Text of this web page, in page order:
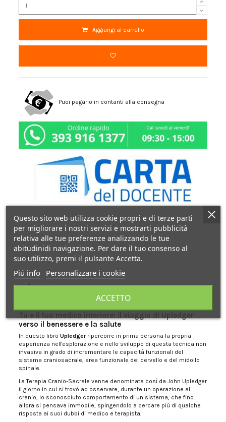
Aggiungi al carrello
Puoi pagarlo in contanti alla consegna
Descrizione
verso il benessere e la salute
In questo libroUpledger ripercorre in prima persona la propria
esperienza nell'esplorazione e nello sviluppo di questa tecnica non
invasiva in grado di incrementare le capacità funzionali del
sistema craniosacrale, area funzionale del cervello e del midollo
spinale.
La Terapia Cranio-Sacrale venne denominata così da John Upledger
il giorno in cui si trovò ad osservare, durante un operazione al
cranio, lo sconosciuto comportamento di un sistema, che fino
allora si pensava immobile, spingendolo a cercare più di qualche
risposta ai suoi dubbi di medico e terapista.
Questo sito web utilizza cookie propri e di terze parti
per migliorare i nostri servizi e mostrarti pubblicità
relativa alle tue preferenze analizzando le tue
abitudinidi navigazione. Per dare il tuo consenso al
suo utilizzo, premi il pulsante Accetta.
Piú info Personalizzare i cookie
ACCETTO